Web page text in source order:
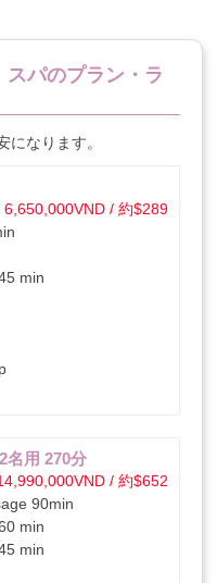
パのプラン・ラ
なります。
6,650,000VND / 約$289
min
名用 270分
/ 約$652
90min
min
min